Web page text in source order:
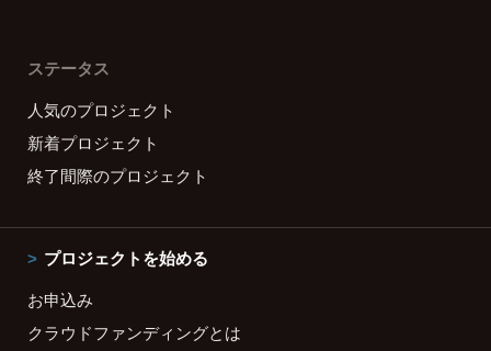
ステータス
人気のプロジェクト
新着プロジェクト
終了間際のプロジェクト
プロジェクトを始める
お申込み
クラウドファンディングとは